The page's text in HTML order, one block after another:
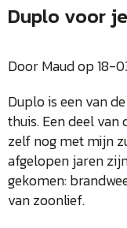
Duplo voor
Door Maud op 18-
Duplo is een van
thuis. Een deel van
zelf nog met mijn
afgelopen jaren
gekomen:
van zoonlief.